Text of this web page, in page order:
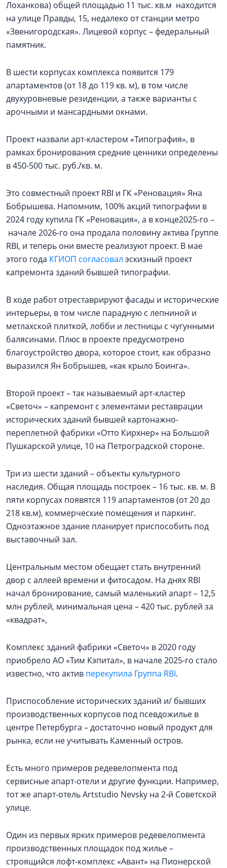
Лоханкова) общей площадью 11 тыс. кв.м находится
на улице Правды, 15, недалеко от станции метро
«Звенигородская». Лицевой корпус – федеральный
памятник.
В шести корпусах комплекса появится 179
апартаментов (от 18 до 119 кв. м), в том числе
двухуровневые резиденции, а также варианты с
арочными и мансардными окнами.
Проект назвали арт-кластером «Типография», в
рамках бронирования средние ценники определены
в 450-500 тыс. руб./кв. м.
Это совместный проект RBI и ГК «Реновация» Яна
Бобрышева. Напомним, 100% акций типографии в
2024 году купила ГК «Реновация», а в конце2025-го –
начале 2026-го она продала половину актива Группе
RBI, и теперь они вместе реализуют проект. В мае
этого года КГИОП согласовал эскизный проект
капремонта зданий бывшей типографии.
В ходе работ отреставрируют фасады и исторические
интерьеры, в том числе парадную с лепниной и
метлахской плиткой, лобби и лестницы с чугунными
балясинами. Плюс в проекте предусмотрено
благоустройство двора, которое стоит, как образно
выразился Ян Бобрышев, «как крыло Боинга».
Второй проект – так называемый арт-кластер
«Светоч» – капремонт с элементами реставрации
исторических зданий бывшей картонажно-
переплетной фабрики «Отто Кирхнер» на Большой
Пушкарской улице, 10 на Петроградской стороне.
Три из шести зданий – объекты культурного
наследия. Общая площадь построек – 16 тыс. кв. м. В
пяти корпусах появятся 119 апартаментов (от 20 до
218 кв.м), коммерческие помещения и паркинг.
Одноэтажное здание планирует приспособить под
выставочный зал.
Центральным местом обещает стать внутренний
двор с аллеей времени и фитосадом. На днях RBI
начал бронирование, самый маленький апарт – 12,5
млн рублей, минимальная цена – 420 тыс. рублей за
«квадрат»,
Комплекс зданий фабрики «Светоч» в 2020 году
приобрело АО «Тим Кэпитал», в начале 2025-го стало
известно, что актив перекупила Группа RBI.
Приспособление исторических зданий и/ бывших
производственных корпусов под псевдожилье в
центре Петербурга – достаточно новый продукт для
рынка, если не учитывать Каменный остров.
Есть много примеров редевелопмента под
сервисные апарт-отели и другие функции. Например,
тот же апарт-отель Artstudio Nevsky на 2-й Советской
улице.
Один из первых ярких примеров редевелопмента
производственных площадок под жилье –
строящийся лофт-комплекс «Авант» на Пионерской